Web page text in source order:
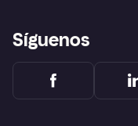
Síguenos